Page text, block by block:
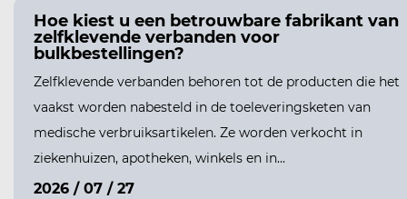
Hoe kiest u een betrouwbare fabrikant van
zelfklevende verbanden voor
bulkbestellingen?
Zelfklevende verbanden behoren tot de producten die het
vaakst worden nabesteld in de toeleveringsketen van
medische verbruiksartikelen. Ze worden verkocht in
ziekenhuizen, apotheken, winkels en in...
2026 / 07 / 27